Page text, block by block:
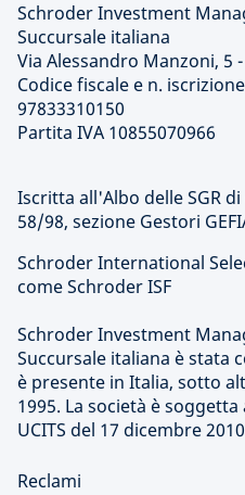
Schroder Investment
Succursale italiana
Via Alessandro Manzoni, 5
Codice fiscale e n.
97833310150
Partita IVA 10855070966
Iscritta all'Albo delle SGR
58/98, sezione Gestori
Schroder International
come Schroder ISF
Schroder Investment
Succursale italiana è stata
è presente in Italia, sotto
1995. La società è
UCITS del 17 dicembre
Reclami